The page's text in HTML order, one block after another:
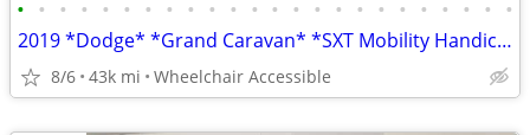
• • • • • • • • • • • • • • • • • • • • • • • •
2019 *Dodge* *Grand Caravan* *SXT Mobility Handicap Van
8/6 43k mi Wheelchair Accessible